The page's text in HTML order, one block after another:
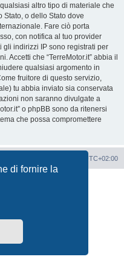
di fornire la
altro tipo di materiale che
o dello Stato dove
Fare ciò porta
con notifica al tuo provider
gli indirizzi IP sono registrati per
Accetti che “TerreMotor.it” abbia il
qualsiasi argomento in
fruitore di questo servizio,
tu abbia inviato sia conservata
non saranno divulgate a
o phpBB sono da ritenersi
che possa compromettere
UTC+02:00
© phpBB Limited